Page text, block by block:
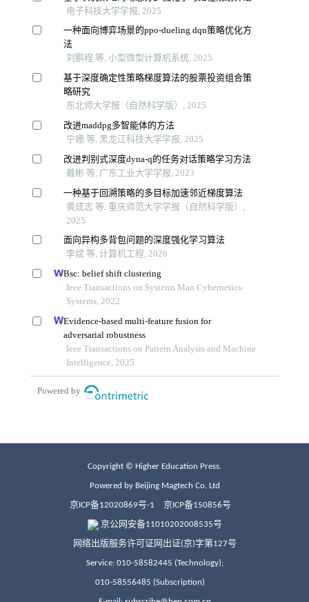
Copyright © Higher Education Press.
Powered by Beijing Magtech Co. Ltd
京ICP备12020869号-1 京ICP备150856号
京公网安备11010202008535号
网络出版服务许可证网出证(京)字第127号
Service: 010-58582445 (Technology);
010-58556485 (Subscription)